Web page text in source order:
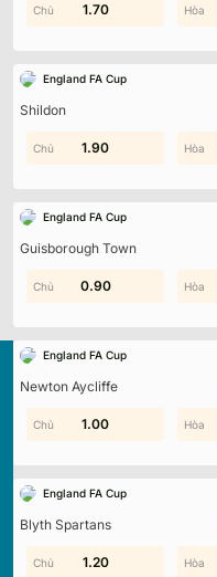
0.90
1.70
England FA Cup
Shildon
1.90
1.90
England FA Cup
Guisborough Town
1.90
0.90
England FA Cup
Newton Aycliffe
1.80
1.00
England FA Cup
Blyth Spartans
1.20
1.20
thi đấu và bảng xếp
Với giao diện tối ưu và
(Livescore) siêu tốc,